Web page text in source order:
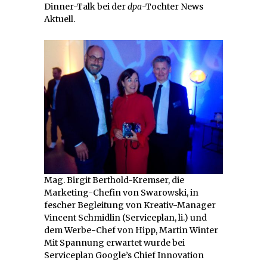
Dinner-Talk bei derdpa-Tochter News
Aktuell.
Mag. Birgit Berthold-Kremser, die
Marketing-Chefin von Swarowski, in
fescher Begleitung von Kreativ-Manager
Vincent Schmidlin (Serviceplan, li.) und
dem Werbe-Chef von Hipp, Martin Winter
Mit Spannung erwartet wurde bei
Serviceplan Google’s Chief Innovation